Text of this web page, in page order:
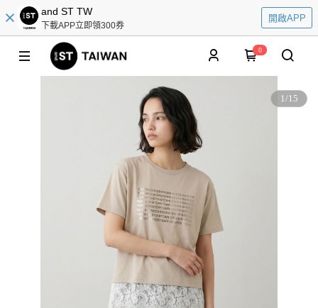
and ST TW
下載APP立即領300券
開啟APP
0
1/15